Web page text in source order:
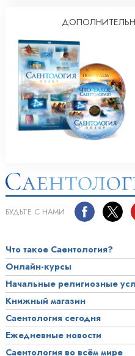
БУДЬТЕ С НАМИ
Что такое Саентология?
Онлайн-курсы
Начальные религиозные
Книжный магазин
Саентология сегодня
Ежедневные новости
Саентология во всём мире